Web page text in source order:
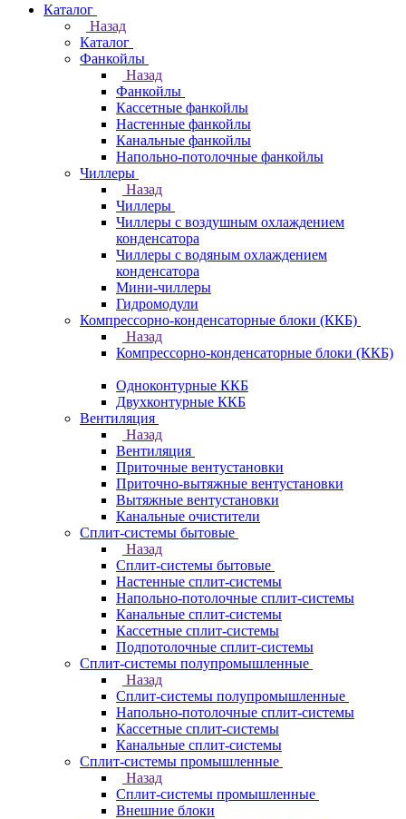
Каталог
Назад
Каталог
Фанкойлы
Назад
Фанкойлы
Кассетные фанкойлы
Настенные фанкойлы
Канальные фанкойлы
Напольно-потолочные фанкойлы
Чиллеры
Назад
Чиллеры
Чиллеры с воздушным охлаждением
конденсатора
Чиллеры с водяным охлаждением
конденсатора
Мини-чиллеры
Гидромодули
Компрессорно-конденсаторные блоки (ККБ)
Назад
Компрессорно-конденсаторные блоки (ККБ)
Одноконтурные ККБ
Двухконтурные ККБ
Вентиляция
Назад
Вентиляция
Приточные вентустановки
Приточно-вытяжные вентустановки
Вытяжные вентустановки
Канальные очистители
Сплит-системы бытовые
Назад
Сплит-системы бытовые
Настенные сплит-системы
Напольно-потолочные сплит-системы
Канальные сплит-системы
Кассетные сплит-системы
Подпотолочные сплит-системы
Сплит-системы полупромышленные
Назад
Сплит-системы полупромышленные
Напольно-потолочные сплит-системы
Кассетные сплит-системы
Канальные сплит-системы
Сплит-системы промышленные
Назад
Сплит-системы промышленные
Внешние блоки